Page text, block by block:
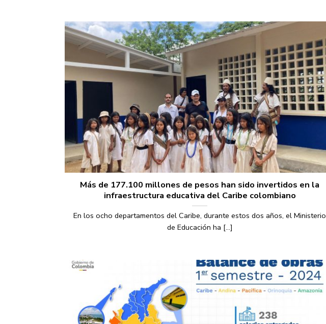
Más de 177.100 millones de pesos han sido invertidos en la
infraestructura educativa del Caribe colombiano
En los ocho departamentos del Caribe, durante estos dos años, el Ministerio
de Educación ha [...]